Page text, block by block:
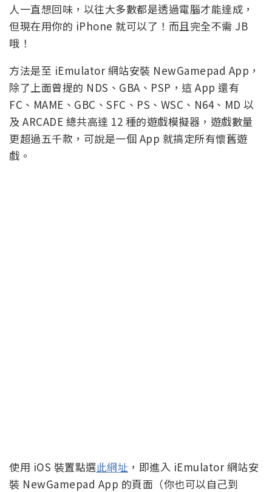
人一直想回味，以往大多數都是透過電腦才能達成，
但現在用你的 iPhone 就可以了！而且完全不需 JB
哦！
方法是至 iEmulator 網站安裝 NewGamepad App，
除了上面曾提的 NDS、GBA、PSP，這 App 還有
FC、MAME、GBC、SFC、PS、WSC、N64、MD 以
及 ARCADE 總共高達 12 種的遊戲模擬器，遊戲數量
更超過五千款，可說是一個 App 就搞定所有懷舊遊
戲。
使用 iOS 裝置點選此網址 ，即進入 iEmulator 網站安
裝 NewGamepad App 的頁面（你也可以自己到